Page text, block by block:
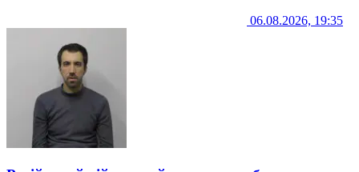
06.08.2026, 19:35